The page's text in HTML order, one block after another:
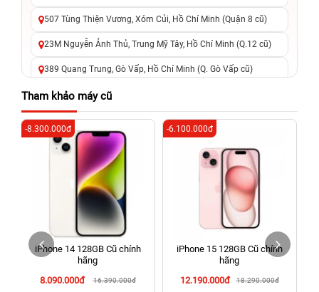
507 Tùng Thiện Vương, Xóm Củi, Hồ Chí Minh (Quận 8 cũ)
23M Nguyễn Ảnh Thủ, Trung Mỹ Tây, Hồ Chí Minh (Q.12 cũ)
389 Quang Trung, Gò Vấp, Hồ Chí Minh (Q. Gò Vấp cũ)
625 - 625A Âu Cơ, Tân Phú, Hồ Chí Minh (Quận Tân Phú cũ)
326 Lê Văn Việt, Tăng Nhơn Phú, Hồ Chí Minh (Q.9 TP. Thủ
Đức cũ)
256 Võ Văn Ngân, Thủ Đức, Hồ Chí Minh (Bình Thọ, TP. Thủ
70 Nguyễn An Ninh, Dĩ An, Hồ Chí Minh (Bình Dương Cũ)
24h Vũng Tàu: 162A Ba Cu, Vũng Tàu, Hồ Chí Minh (TP. Vũng
Tàu cũ)
198 Hoàng Văn Thụ, Tân Sơn Nhất, Hồ Chí Minh (Tân Bình
Tham khảo máy cũ
iPhone 14 128GB Cũ chính
hãng
8.090.000đ
16.390.000đ
-8.300.000đ
iPhone 15 128GB Cũ chính
hãng
12.190.000đ
18.290.000đ
-6.100.000đ